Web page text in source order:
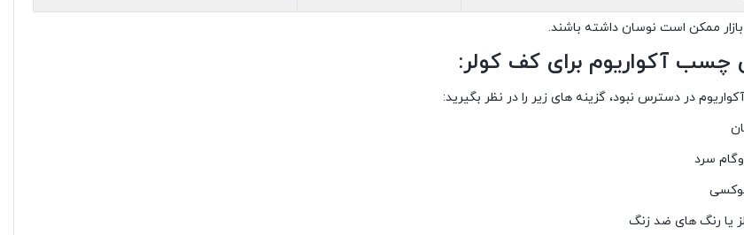
ممکن است نوسان داشته باشند.
چسب آکواریوم برای کف کولر:
در دسترس نبود، گزینه های زیر را در نظر بگیرید:
سرد
یا رنگ های ضد زنگ